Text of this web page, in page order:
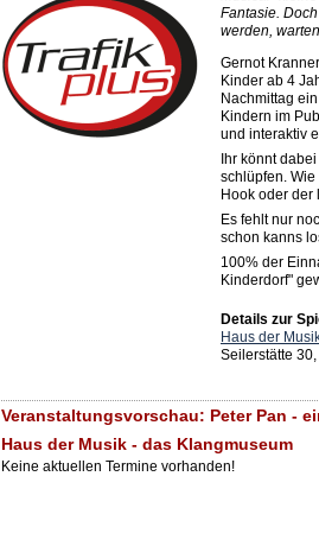
Fantasie.
werden,
Gernot
Kinder ab 4
Nachmittag
Kindern im
und interaktiv
Ihr könnt
schlüpfen. Wie
Hook oder
Es fehlt nur
schon kanns
100% der
Kinderdorf"
Details zur
Haus der
Seilerstätte
Veranstaltungsvorschau: Peter Pan -
Haus der Musik - das Klangmuseum
Keine aktuellen Termine vorhanden!